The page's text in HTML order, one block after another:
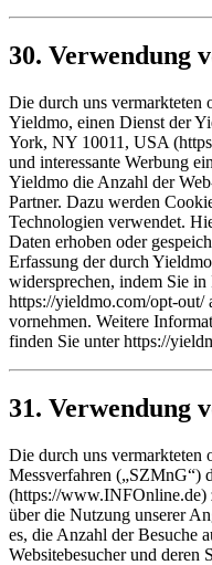
30. Verwendung
Die durch uns vermarkteten
Yieldmo, einen Dienst der
York, NY 10011, USA
und interessante Werbung
Yieldmo die Anzahl der
Partner. Dazu werden
Technologien verwendet.
Daten erhoben oder
Erfassung der durch
widersprechen, indem Sie
https://yieldmo.com/opt-
vornehmen. Weitere
finden Sie unter https://
31. Verwendung
Die durch uns vermarkteten
Messverfahren („SZMnG“)
(https://www.INFOnline.de)
über die Nutzung unserer
es, die Anzahl der Besuche
Websitebesucher und deren